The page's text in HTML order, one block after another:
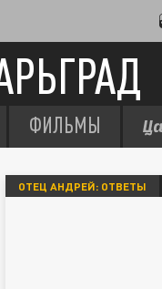
ФИЛЬМЫ
ОТЕЦ АНДРЕЙ: ОТВЕТЫ